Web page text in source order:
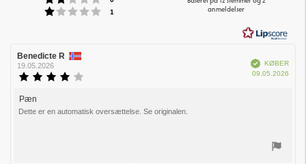
Vurdering:1 ud af 5 stjerner
1
stjerner
anmeldelser
Forfatter
af
bedømmelsen:
Benedicte R
19.05.2026
af
Verificeret
KØBER
09.05.2026
Tekst
til
Pæn
Dette er en automatisk oversættelse. Se originalen.